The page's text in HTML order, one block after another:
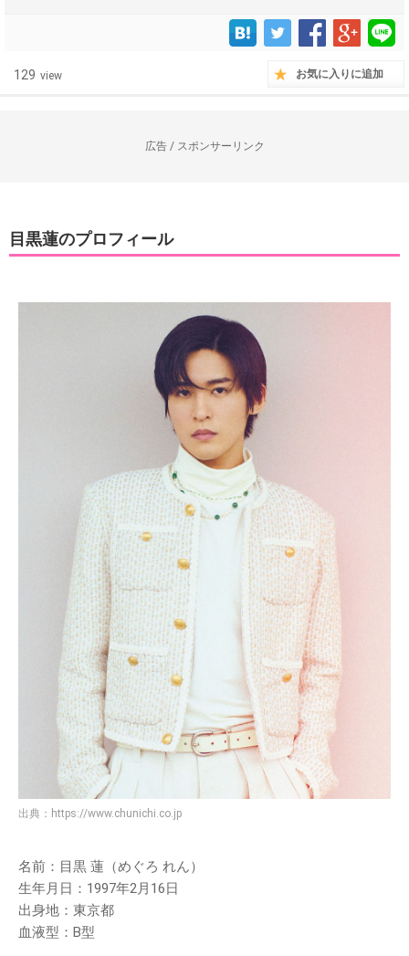
129 view お気に入りに追加
広告 / スポンサーリンク
目黒蓮のプロフィール
出典： https://www.chunichi.co.jp
名前：目黒 蓮（めぐろ れん）
生年月日：1997年2月16日
出身地：東京都
血液型：B型